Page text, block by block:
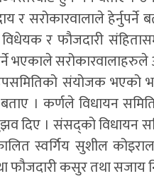
र सरोकारवालाले हेर्नुपर्ने
विधेयक र फौजदारी
भएकाले
संयोजक भएको
। कर्णले विधायन
दिए । संसद्को विधायन
स्वर्गिय सुशील
फौजदारी कसुर तथा सजाय